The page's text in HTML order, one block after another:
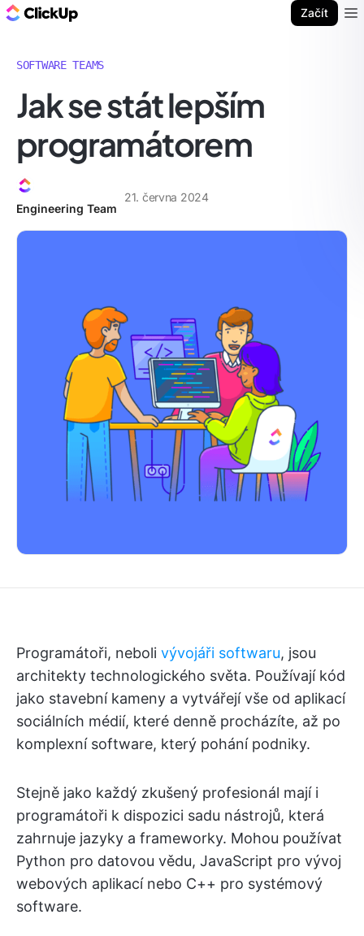
Začít
SOFTWARE TEAMS
Jak se stát lepším
programátorem
Engineering Team
21. června 2024
Programátoři, neboli vývojáři softwaru, jsou
architekty technologického světa. Používají kód
jako stavební kameny a vytvářejí vše od aplikací
sociálních médií, které denně procházíte, až po
komplexní software, který pohání podniky.
Stejně jako každý zkušený profesionál mají i
programátoři k dispozici sadu nástrojů, která
zahrnuje jazyky a frameworky. Mohou používat
Python pro datovou vědu, JavaScript pro vývoj
webových aplikací nebo C++ pro systémový
software.